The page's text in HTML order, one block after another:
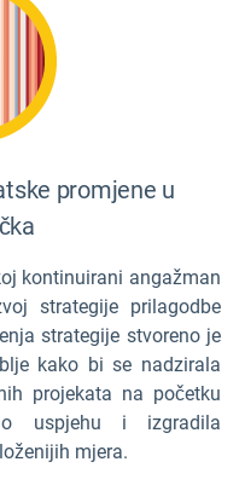
promjene u
kontinuirani angažman
strategije prilagodbe
strategije stvoreno je
kako bi se nadzirala
projekata na početku
uspjehu i izgradila
mjera.